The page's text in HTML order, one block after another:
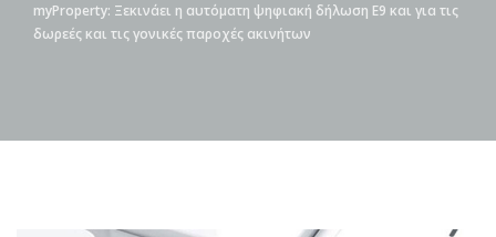
myProperty: Ξεκινάει η αυτόματη ψηφιακή δήλωση Ε9 και για τις
δωρεές και τις γονικές παροχές ακινήτων